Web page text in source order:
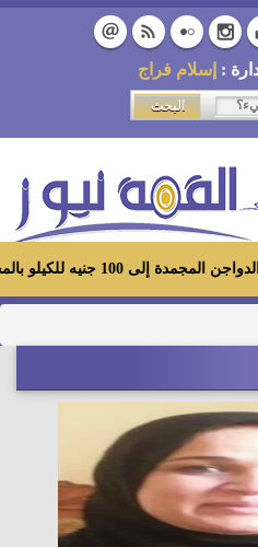
: إسلام فراج
ومعارض «أهلاً رمضان»